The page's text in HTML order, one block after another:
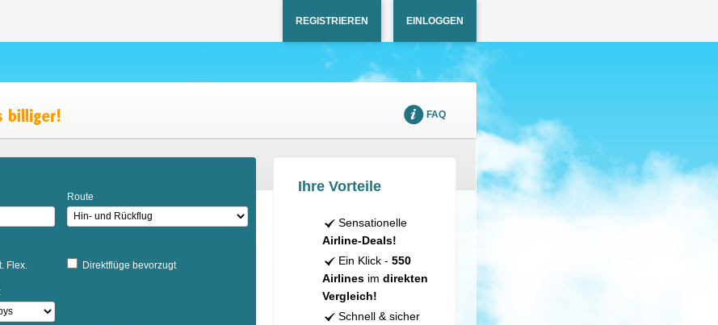
REGISTRIEREN EINLOGGEN
FAQ
Route
Flex.
Direktflüge bevorzugt
Ihre Vorteile
Sensationelle
Airline-Deals!
Ein Klick - 550
Airlinesim direkten
Vergleich!
Schnell & sicher